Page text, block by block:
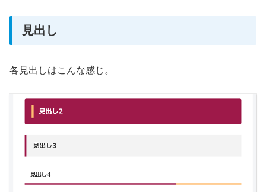
見出し
各見出しはこんな感じ。